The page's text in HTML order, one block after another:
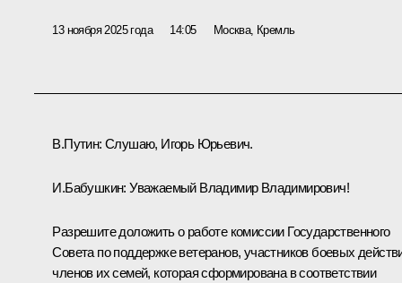
13 ноября 2025 года 14:05 Москва, Кремль
В.Путин: Слушаю, Игорь Юрьевич.
И.Бабушкин: Уважаемый Владимир Владимирович!
Разрешите доложить о работе комиссии Государственного
Совета по поддержке ветеранов, участников боевых
членов их семей, которая сформирована в соответствии